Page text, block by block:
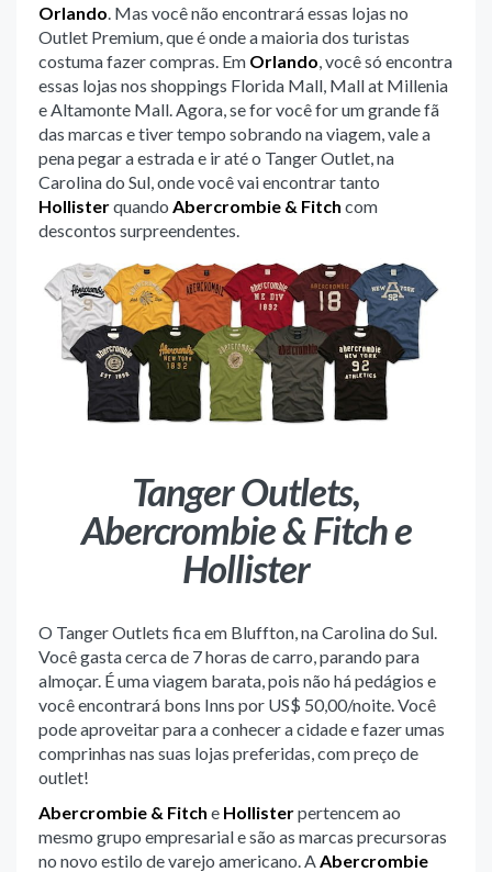
Orlando. Mas você não encontrará essas lojas no
Outlet Premium, que é onde a maioria dos turistas
costuma fazer compras. Em Orlando, você só encontra
essas lojas nos shoppings Florida Mall, Mall at Millenia
e Altamonte Mall. Agora, se for você for um grande fã
das marcas e tiver tempo sobrando na viagem, vale a
pena pegar a estrada e ir até o Tanger Outlet, na
Carolina do Sul, onde você vai encontrar tanto
Hollisterquando Abercrombie & Fitch com
descontos surpreendentes.
Tanger Outlets,
Abercrombie & Fitch e
Hollister
O Tanger Outlets fica em Bluffton, na Carolina do Sul.
Você gasta cerca de 7 horas de carro, parando para
almoçar. É uma viagem barata, pois não há pedágios e
você encontrará bons Inns por US$ 50,00/noite. Você
pode aproveitar para a conhecer a cidade e fazer umas
comprinhas nas suas lojas preferidas, com preço de
outlet!
Abercrombie & Fitch e Hollisterpertencem ao
mesmo grupo empresarial e são as marcas precursoras
no novo estilo de varejo americano. AAbercrombie